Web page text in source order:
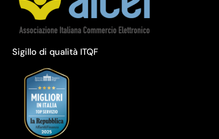
Sigillo di qualità ITQF